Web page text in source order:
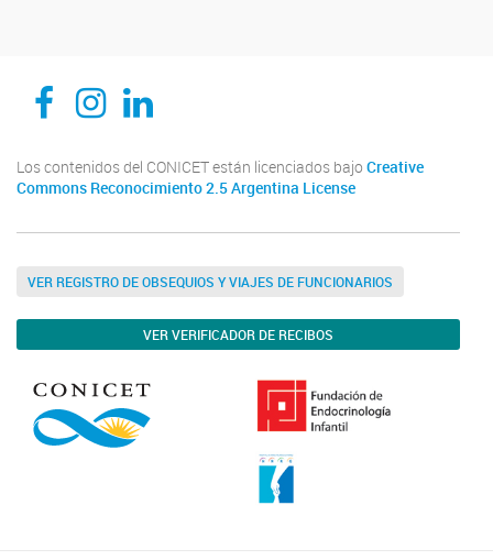
CEDIE, Centro de Investigaciones Endocrinológicas Dr. César Bergadá
CEDIE, Centro de Investigaciones Endocrinológicas Dr. César Bergadá
CEDIE, Centro de Investigaciones Endocrinológicas Dr. César Bergadá
Los contenidos del CONICET están licenciados bajo Creative
Commons Reconocimiento 2.5 Argentina License
VER REGISTRO DE OBSEQUIOS Y VIAJES DE FUNCIONARIOS
VER VERIFICADOR DE RECIBOS